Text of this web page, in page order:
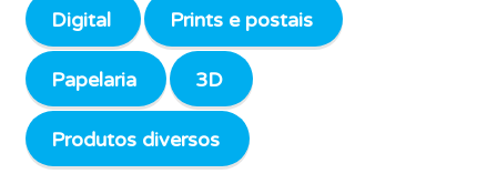
Digital Prints e postais
Papelaria 3D
Produtos diversos